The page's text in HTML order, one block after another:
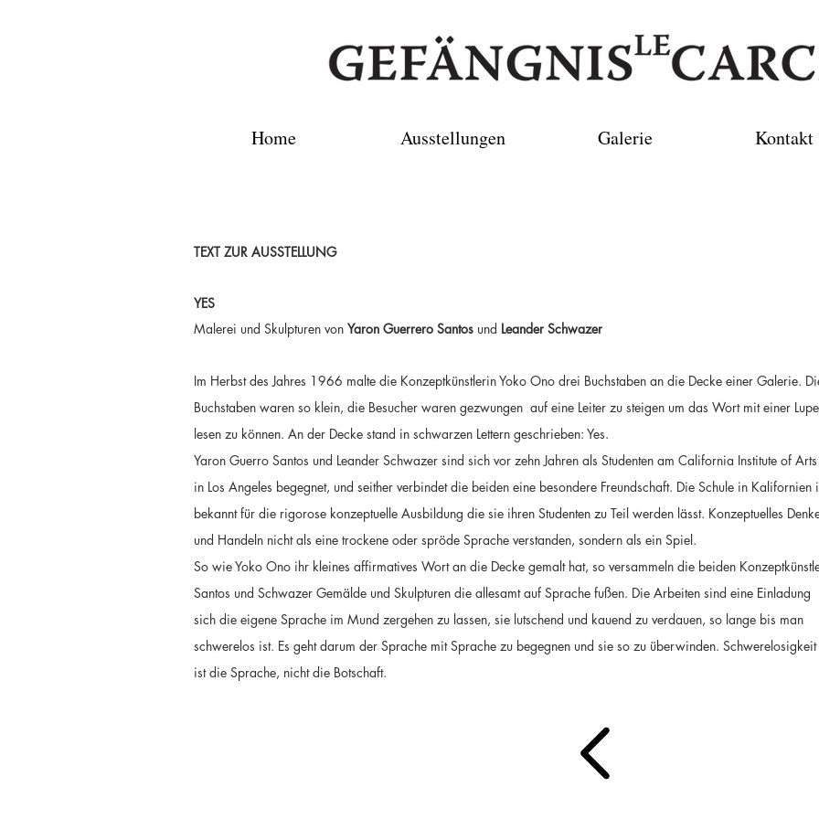
Home Ausstellungen Galerie Kontakt
TEXT ZUR AUSSTELLUNG
YES
Malerei und Skulpturen von Yaron Guerrero Santos und Leander Schwazer
Im Herbst des Jahres 1966 malte die Konzeptkünstlerin Yoko Ono drei Buchstaben an die Decke einer Galerie.
Buchstaben waren so klein, die Besucher waren gezwungen auf eine Leiter zu steigen um das Wort mit einer Lupe
lesen zu können. An der Decke stand in schwarzen Lettern geschrieben: Yes.
Yaron Guerro Santos und Leander Schwazer sind sich vor zehn Jahren als Studenten am California Institute of Arts
in Los Angeles begegnet, und seither verbindet die beiden eine besondere Freundschaft. Die Schule in Kalifornien
bekannt für die rigorose konzeptuelle Ausbildung die sie ihren Studenten zu Teil werden lässt. Konzeptuelles
und Handeln nicht als eine trockene oder spröde Sprache verstanden, sondern als ein Spiel.
So wie Yoko Ono ihr kleines affirmatives Wort an die Decke gemalt hat, so versammeln die beiden
Santos und Schwazer Gemälde und Skulpturen die allesamt auf Sprache fußen. Die Arbeiten sind eine Einladung
sich die eigene Sprache im Mund zergehen zu lassen, sie lutschend und kauend zu verdauen, so lange bis man
schwerelos ist. Es geht darum der Sprache mit Sprache zu begegnen und sie so zu überwinden. Schwerelosigkeit
ist die Sprache, nicht die Botschaft.